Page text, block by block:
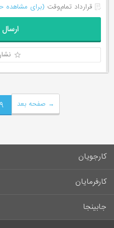
قرارداد تمام‌وقت (برای مشاهده
۹ صفحه بعد →
کارجویان
سوالات متداول کارجویان
لیست مشاغل
کارفرمایان
راهنمای ثبت آگهی استخدام
جابینجا